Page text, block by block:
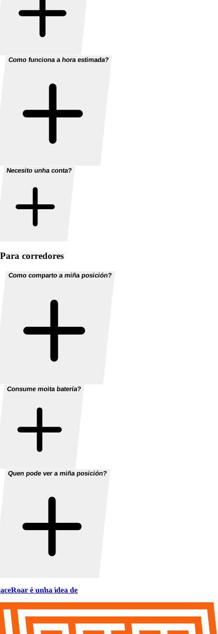
Como funciona a hora estimada?
Necesito unha conta?
Para corredores
Como comparto a miña posición?
Consume moita batería?
Quen pode ver a miña posición?
é unha idea de